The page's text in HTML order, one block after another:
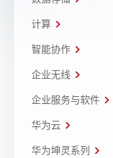
计算
智能协作
企业无线
企业服务与软件
华为云
华为坤灵系列